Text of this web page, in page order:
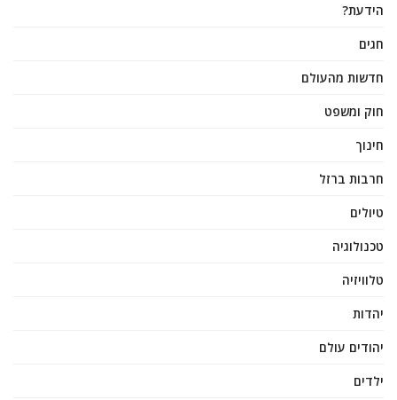
הידעת?
חגים
חדשות מהעולם
חוק ומשפט
חינוך
חרבות ברזל
טיולים
טכנולוגיה
טלוויזיה
יהדות
יהודים עולם
ילדים